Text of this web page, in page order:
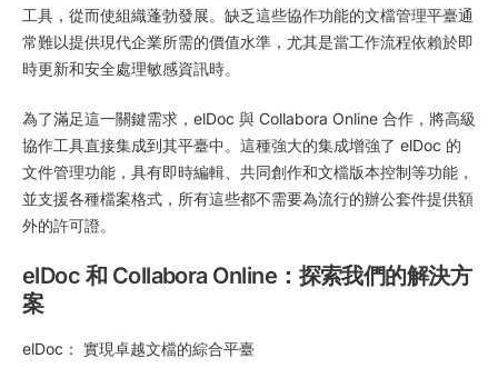
工具，從而使組織蓬勃發展。缺乏這些協作功能的文檔管理平臺通
常難以提供現代企業所需的價值水準，尤其是當工作流程依賴於即
時更新和安全處理敏感資訊時。
為了滿足這一關鍵需求，elDoc 與 Collabora Online 合作，將高級
協作工具直接集成到其平臺中。這種強大的集成增強了 elDoc 的
文件管理功能，具有即時編輯、共同創作和文檔版本控制等功能，
並支援各種檔案格式，所有這些都不需要為流行的辦公套件提供額
外的許可證。
elDoc 和 Collaborа Online：探索我們的解決方
案
elDoc ： 實現卓越文檔的綜合平臺